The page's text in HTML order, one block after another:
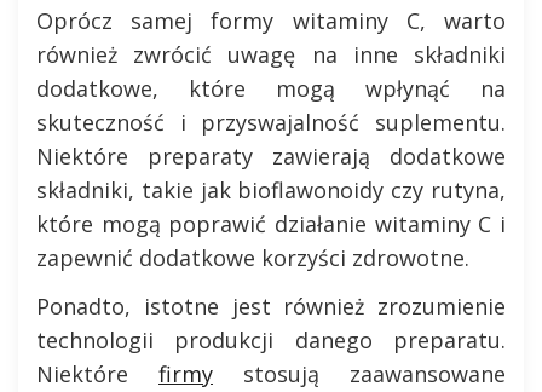
Oprócz samej formy witaminy C, warto
również zwrócić uwagę na inne składniki
dodatkowe, które mogą wpłynąć na
skuteczność i przyswajalność suplementu.
Niektóre preparaty zawierają dodatkowe
składniki, takie jak bioflawonoidy czy rutyna,
które mogą poprawić działanie witaminy C i
zapewnić dodatkowe korzyści zdrowotne.
Ponadto, istotne jest również zrozumienie
technologii produkcji danego preparatu.
Niektóre firmy stosują zaawansowane